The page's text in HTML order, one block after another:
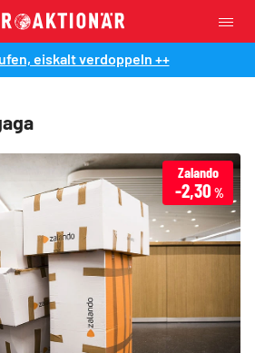
eiskalt verdoppeln ++
Zalando
-2,30 %